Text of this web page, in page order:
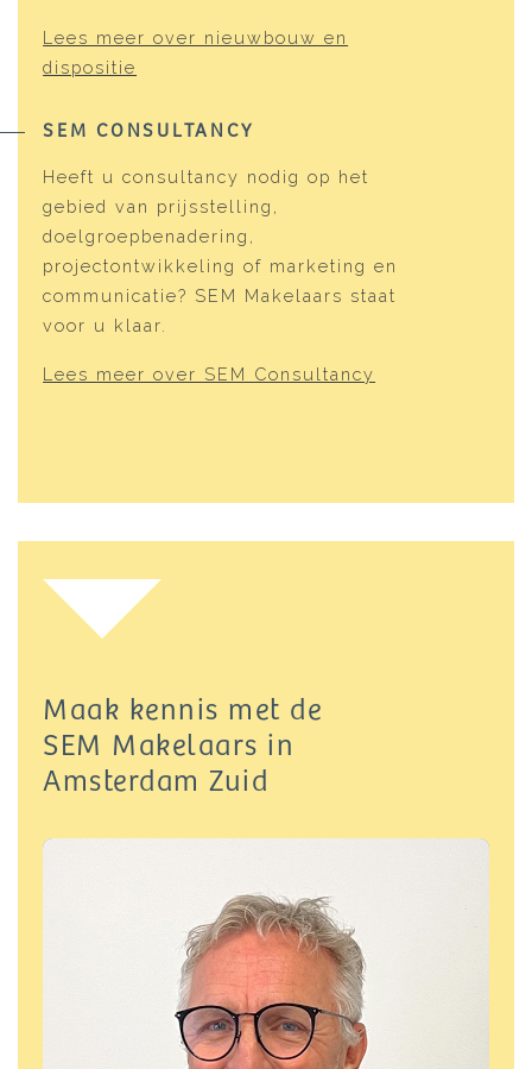
Lees meer over nieuwbouw en
dispositie
SEM CONSULTANCY
Heeft u consultancy nodig op het
gebied van prijsstelling,
doelgroepbenadering,
projectontwikkeling of marketing en
communicatie? SEM Makelaars staat
voor u klaar.
Lees meer over SEM Consultancy
Maak kennis met de
SEM Makelaars in
Amsterdam Zuid